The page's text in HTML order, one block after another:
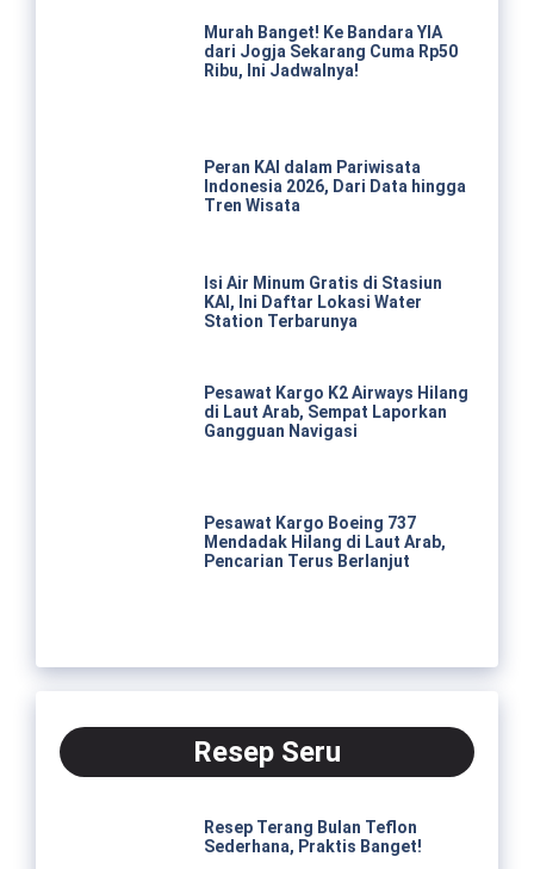
Murah Banget! Ke Bandara YIA
dari Jogja Sekarang Cuma Rp50
Ribu, Ini Jadwalnya!
Peran KAI dalam Pariwisata
Indonesia 2026, Dari Data hingga
Tren Wisata
Isi Air Minum Gratis di Stasiun
KAI, Ini Daftar Lokasi Water
Station Terbarunya
Pesawat Kargo K2 Airways Hilang
di Laut Arab, Sempat Laporkan
Gangguan Navigasi
Pesawat Kargo Boeing 737
Mendadak Hilang di Laut Arab,
Pencarian Terus Berlanjut
Resep Seru
Resep Terang Bulan Teflon
Sederhana, Praktis Banget!